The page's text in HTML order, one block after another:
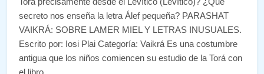
secreto nos enseña la letra Álef pequeña? PARASHAT
VAIKRÁ: SOBRE LAMER MIEL Y LETRAS INUSUALES.
Escrito por: Iosi Plai Categoría: Vaikrá Es una costumbre
antigua que los niños comiencen su estudio de la Torá con
el libro…